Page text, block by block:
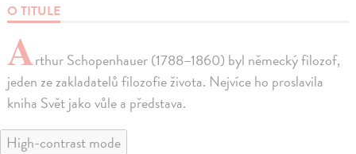
O TITULE
Arthur Schopenhauer (1788–1860) byl německý filozof,
jeden ze zakladatelů filozofie života. Nejvíce ho proslavila
kniha Svět jako vůle a představa.
High-contrast mode